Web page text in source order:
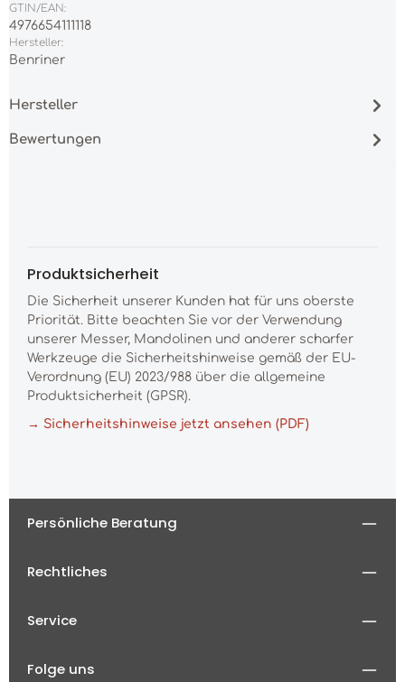
GTIN/EAN:
4976654111118
Hersteller:
Benriner
Hersteller
Bewertungen
Produktsicherheit
Die Sicherheit unserer Kunden hat für uns oberste
Priorität. Bitte beachten Sie vor der Verwendung
unserer Messer, Mandolinen und anderer scharfer
Werkzeuge die Sicherheitshinweise gemäß der EU-
Verordnung (EU) 2023/988 über die allgemeine
Produktsicherheit (GPSR).
→ Sicherheitshinweise jetzt ansehen (PDF)
Persönliche Beratung
Rechtliches
Service
Folge uns